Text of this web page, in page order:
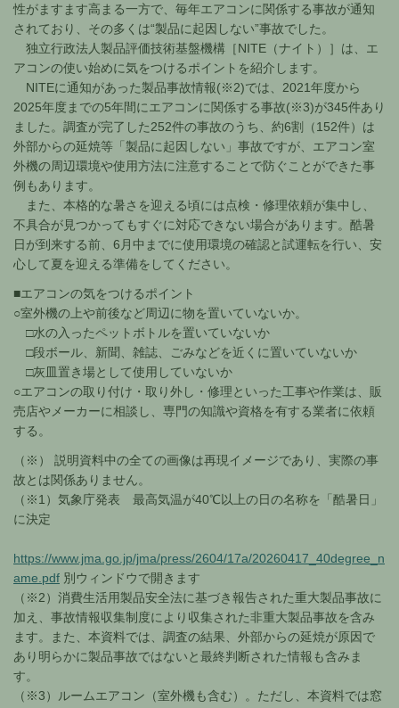
性がますます高まる一方で、毎年エアコンに関係する事故が通知
されており、その多くは“製品に起因しない”事故でした。
独立行政法人製品評価技術基盤機構［NITE（ナイト）］は、エ
アコンの使い始めに気をつけるポイントを紹介します。
NITEに通知があった製品事故情報(※2)では、2021年度から
2025年度までの5年間にエアコンに関係する事故(※3)が345件あり
ました。調査が完了した252件の事故のうち、約6割（152件）は
外部からの延焼等「製品に起因しない」事故ですが、エアコン室
外機の周辺環境や使用方法に注意することで防ぐことができた事
例もあります。
また、本格的な暑さを迎える頃には点検・修理依頼が集中し、
不具合が見つかってもすぐに対応できない場合があります。酷暑
日が到来する前、6月中までに使用環境の確認と試運転を行い、安
心して夏を迎える準備をしてください。
■エアコンの気をつけるポイント
○室外機の上や前後など周辺に物を置いていないか。
□水の入ったペットボトルを置いていないか
□段ボール、新聞、雑誌、ごみなどを近くに置いていないか
□灰皿置き場として使用していないか
○エアコンの取り付け・取り外し・修理といった工事や作業は、販
売店やメーカーに相談し、専門の知識や資格を有する業者に依頼
する。
（※） 説明資料中の全ての画像は再現イメージであり、実際の事
故とは関係ありません。
（※1）気象庁発表 最高気温が40℃以上の日の名称を「酷暑日」
に決定
https://www.jma.go.jp/jma/press/2604/17a/20260417_40degree_n
ame.pdf 別ウィンドウで開きます
（※2）消費生活用製品安全法に基づき報告された重大製品事故に
加え、事故情報収集制度により収集された非重大製品事故を含み
ます。また、本資料では、調査の結果、外部からの延焼が原因で
あり明らかに製品事故ではないと最終判断された情報も含みま
す。
（※3）ルームエアコン（室外機も含む）。ただし、本資料では窓